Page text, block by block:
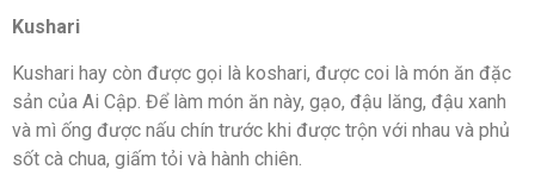
Kushari
Kushari hay còn được gọi là koshari, được coi là món ăn đặc
sản của Ai Cập. Để làm món ăn này, gạo, đậu lăng, đậu xanh
và mì ống được nấu chín trước khi được trộn với nhau và phủ
sốt cà chua, giấm tỏi và hành chiên.